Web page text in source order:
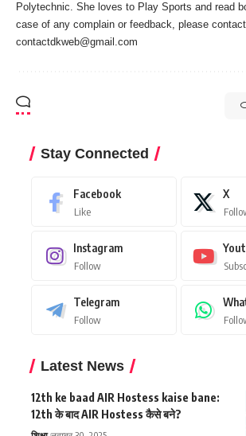
Polytechnic. She loves to Play Sports and read
case of any complain or feedback, please
contactdkweb@gmail.com
Stay Connected
Facebook
Like
X
Instagram
Follow
Telegram
Follow
Latest News
12th ke baad AIR Hostess kaise bane:
12th के बाद AIR Hostess कैसे बने?